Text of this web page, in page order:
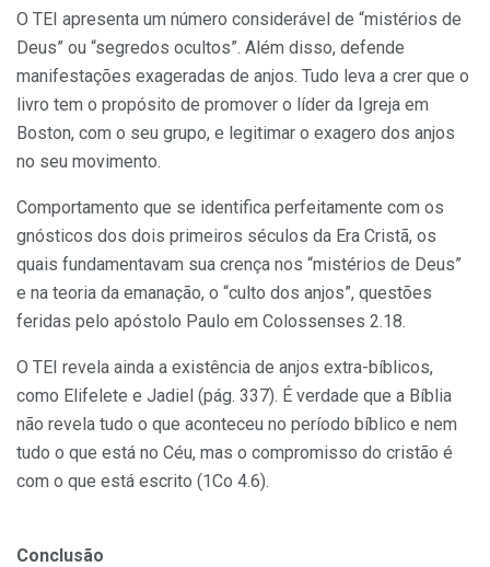
O TEI apresenta um número considerável de “mistérios de
Deus” ou “segredos ocultos”. Além disso, defende
manifestações exageradas de anjos. Tudo leva a crer que o
livro tem o propósito de promover o líder da Igreja em
Boston, com o seu grupo, e legitimar o exagero dos anjos
no seu movimento.
Comportamento que se identifica perfeitamente com os
gnósticos dos dois primeiros séculos da Era Cristã, os
quais fundamentavam sua crença nos “mistérios de Deus”
e na teoria da emanação, o “culto dos anjos”, questões
feridas pelo apóstolo Paulo em Colossenses 2.18.
O TEI revela ainda a existência de anjos extra-bíblicos,
como Elifelete e Jadiel (pág. 337). É verdade que a Bíblia
não revela tudo o que aconteceu no período bíblico e nem
tudo o que está no Céu, mas o compromisso do cristão é
com o que está escrito (1Co 4.6).
Conclusão